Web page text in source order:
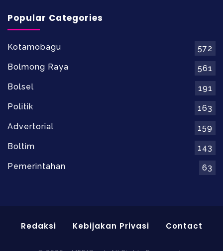
Popular Categories
Kotamobagu
572
Bolmong Raya
561
Bolsel
191
Politik
163
Advertorial
159
Boltim
143
Pemerintahan
63
Redaksi Kebijakan Privasi Contact